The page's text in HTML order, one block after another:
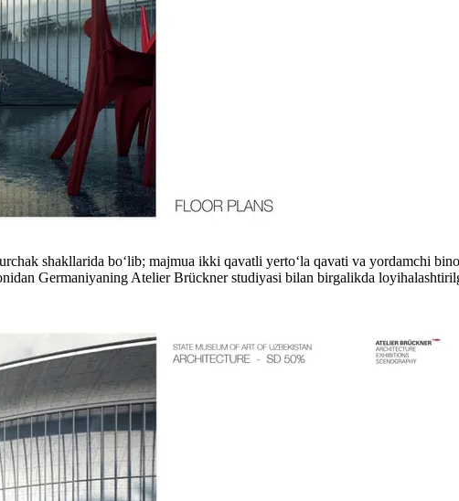
shakllarida boʻlib; majmua ikki qavatli yertoʻla qavati va yordamchi
Germaniyaning Atelier Brückner studiyasi bilan birgalikda